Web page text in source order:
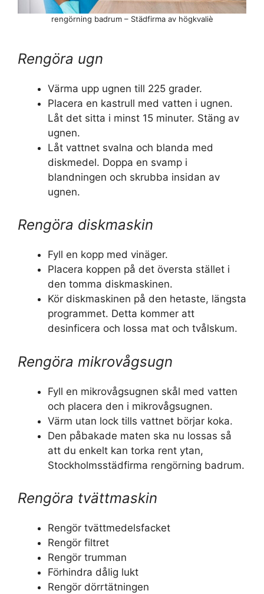
Rengöra ugn
Värma upp ugnen till 225 grader.
Placera en kastrull med vatten i ugnen.
Låt det sitta i minst 15 minuter. Stäng av
ugnen.
Låt vattnet svalna och blanda med
diskmedel. Doppa en svamp i
blandningen och skrubba insidan av
ugnen.
Rengöra diskmaskin
Fyll en kopp med vinäger.
Placera koppen på det översta stället i
den tomma diskmaskinen.
Kör diskmaskinen på den hetaste, längsta
programmet. Detta kommer att
desinficera och lossa mat och tvålskum.
Rengöra mikrovågsugn
Fyll en mikrovågsugnen skål med vatten
och placera den i mikrovågsugnen.
Värm utan lock tills vattnet börjar koka.
Den påbakade maten ska nu lossas så
att du enkelt kan torka rent ytan,
Stockholmsstädfirma rengörning badrum.
Rengöra tvättmaskin
Rengör tvättmedelsfacket
Rengör filtret
Rengör trumman
Förhindra dålig lukt
Rengör dörrtätningen
rengörning badrum – Städfirma av högkvaliè